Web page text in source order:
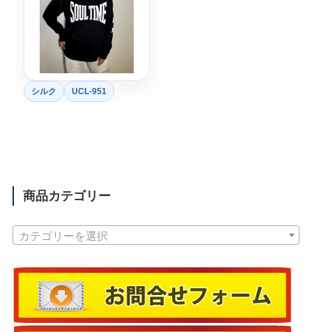
シルク UCL-951
商品カテゴリー
カテゴリーを選択